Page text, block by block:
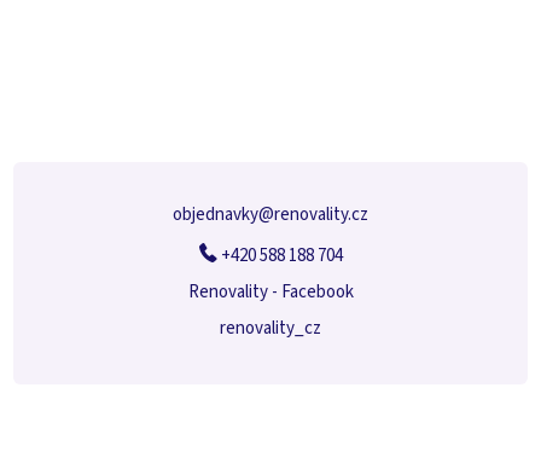
objednavky@renovality.cz
+420 588 188 704
Renovality - Facebook
renovality_cz